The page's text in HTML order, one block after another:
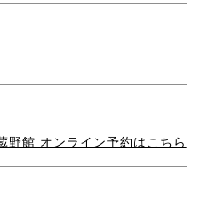
野館 オンライン予約はこちら